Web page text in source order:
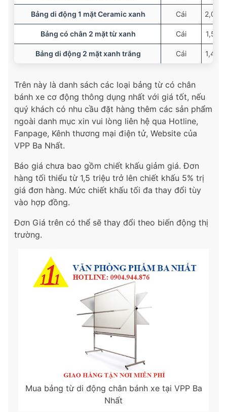
Bảng di động 1 mặt Ceramic xanh Cái
Bảng có chân 2 mặt từ xanh Cái
Bảng di động 2 mặt xanh trắng Cái
Trên này là danh sách các loại bảng từ có chân
bánh xe cơ động thông dụng nhất với giá tốt, nếu
quý khách có nhu cầu đặt hàng thêm các sản phẩm
ngoài danh mục xin vui lòng liên hệ qua Hotline,
Fanpage, Kênh thương mại điện tử, Website của
VPP Ba Nhất.
Báo giá chưa bao gồm chiết khấu giảm giá. Đơn
hàng tối thiểu từ 1,5 triệu trở lên chiết khấu 5% trị
giá đơn hàng. Mức chiết khấu tối đa thay đổi tùy
vào hợp đồng.
Đơn Giá trên có thể sẽ thay đổi theo biến động thị
trường.
Mua bảng từ di động chân bánh xe tại VPP Ba
Nhất